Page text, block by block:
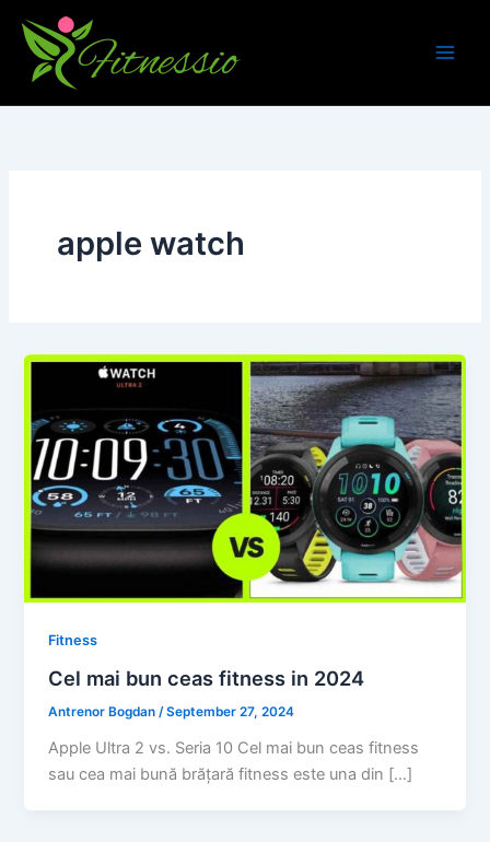
content
apple watch
Fitness
Cel mai bun ceas fitness in 2024
Antrenor Bogdan /September 27, 2024
Apple Ultra 2 vs. Seria 10 Cel mai bun ceas fitness
sau cea mai bună brățară fitness este una din […]